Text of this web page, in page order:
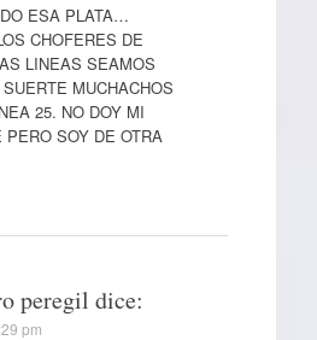
ESA PLATA…
CHOFERES DE
LINEAS SEAMOS
MUCHACHOS
25. NO DOY MI
PERO SOY DE OTRA
peregil dice:
pm